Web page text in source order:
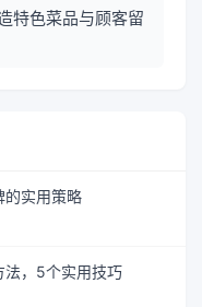
特色菜品与顾客留
的实用策略
法，5个实用技巧